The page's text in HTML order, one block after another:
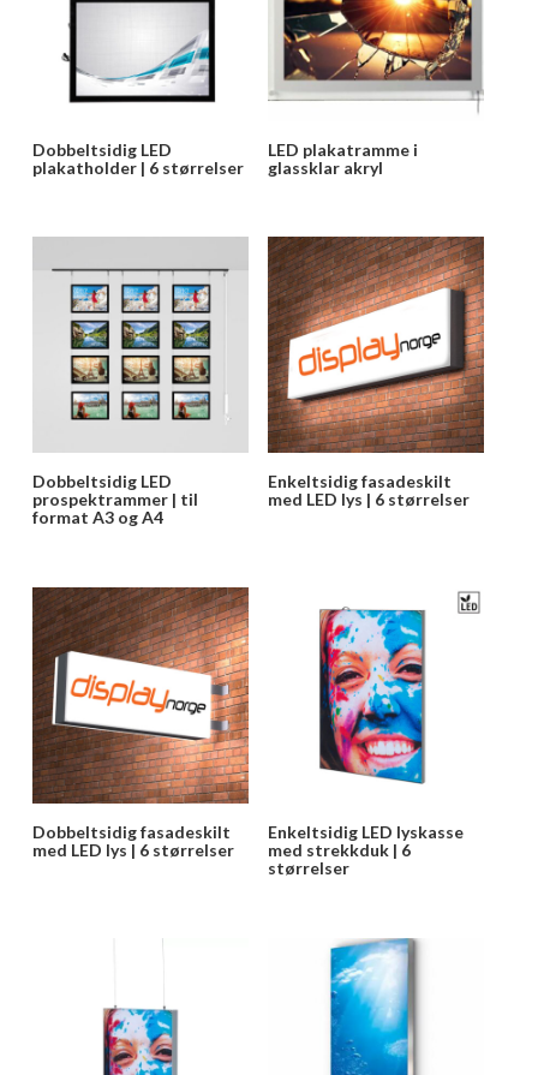
Dobbeltsidig LED
plakatholder | 6 størrelser
LED plakatramme i
glassklar akryl
Dobbeltsidig LED
prospektrammer | til
format A3 og A4
Enkeltsidig fasadeskilt
med LED lys | 6 størrelser
Dobbeltsidig fasadeskilt
med LED lys | 6 størrelser
Enkeltsidig LED lyskasse
med strekkduk | 6
størrelser